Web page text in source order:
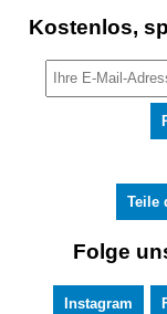
Kostenlos,
Teile
Folge
Instagram